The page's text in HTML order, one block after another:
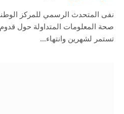
نفى المتحدث الرسمي للمركز
صحة المعلومات المتداولة حول
تستمر لشهرين وانتهاء…